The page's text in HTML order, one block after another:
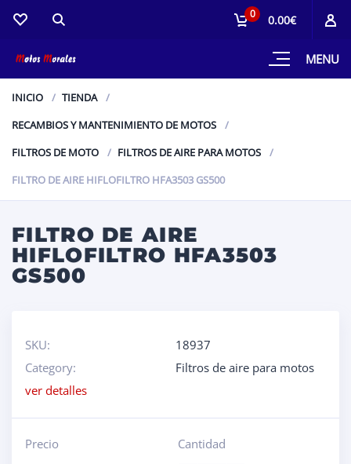
MENU
0 0.00€
INICIO
TIENDA
RECAMBIOS Y MANTENIMIENTO DE MOTOS
FILTROS DE MOTO
FILTROS DE AIRE PARA MOTOS
FILTRO DE AIRE HIFLOFILTRO HFA3503 GS500
FILTRO DE AIRE
HIFLOFILTRO HFA3503
GS500
SKU:
18937
Category:
Filtros de aire para motos
ver detalles
Precio
Cantidad